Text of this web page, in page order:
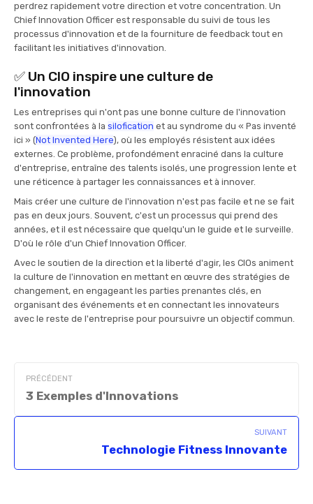
perdrez rapidement votre direction et votre concentration. Un
Chief Innovation Officer est responsable du suivi de tous les
processus d'innovation et de la fourniture de feedback tout en
facilitant les initiatives d'innovation.
✅ Un CIO inspire une culture de
l'innovation
Les entreprises qui n'ont pas une bonne culture de l'innovation
sont confrontées à la silofication et au syndrome du « Pas inventé
ici » (Not Invented Here), où les employés résistent aux idées
externes. Ce problème, profondément enraciné dans la culture
d'entreprise, entraîne des talents isolés, une progression lente et
une réticence à partager les connaissances et à innover.
Mais créer une culture de l'innovation n'est pas facile et ne se fait
pas en deux jours. Souvent, c'est un processus qui prend des
années, et il est nécessaire que quelqu'un le guide et le surveille.
D'où le rôle d'un Chief Innovation Officer.
Avec le soutien de la direction et la liberté d'agir, les CIOs animent
la culture de l'innovation en mettant en œuvre des stratégies de
changement, en engageant les parties prenantes clés, en
organisant des événements et en connectant les innovateurs
avec le reste de l'entreprise pour poursuivre un objectif commun.
PRÉCÉDENT
3 Exemples d'Innovations
SUIVANT
Technologie Fitness Innovante